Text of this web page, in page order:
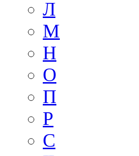
Л
М
Н
О
П
Р
С